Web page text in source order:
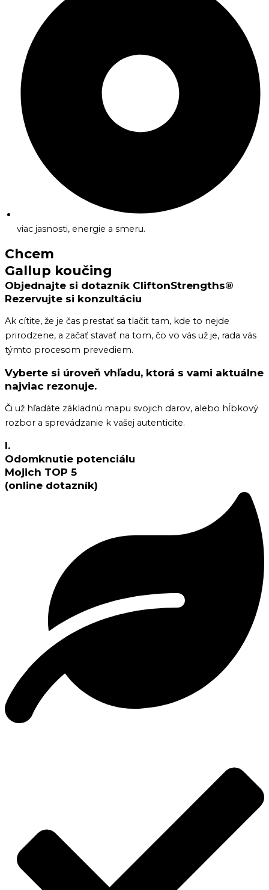
viac jasnosti, energie a smeru.
Chcem
Gallup koučing
Objednajte si dotazník CliftonStrengths®
Rezervujte si konzultáciu
Ak cítite, že je čas prestať sa tlačiť tam, kde to nejde
prirodzene, a začať stavať na tom, čo vo vás už je, rada vás
týmto procesom prevediem.
Vyberte si úroveň vhľadu, ktorá s vami aktuálne
najviac rezonuje.
Či už hľadáte základnú mapu svojich darov, alebo hĺbkový
rozbor a sprevádzanie k vašej autenticite.
I.
Odomknutie potenciálu
Mojich TOP 5
(online dotazník)